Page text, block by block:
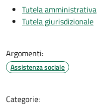
Tutela amministrativa
Tutela giurisdizionale
Argomenti:
Assistenza sociale
Categorie: